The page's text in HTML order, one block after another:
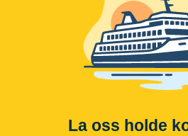
La oss holde